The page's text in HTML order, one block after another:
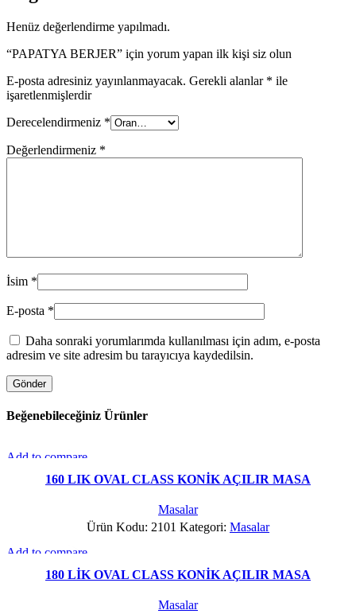
Henüz değerlendirme yapılmadı.
“PAPATYA BERJER” için yorum yapan ilk kişi siz olun
E-posta adresiniz yayınlanmayacak. Gerekli alanlar * ile
işaretlenmişlerdir
Derecelendirmeniz *
Değerlendirmeniz *
İsim *
E-posta *
Daha sonraki yorumlarımda kullanılması için adım, e-posta
adresim ve site adresim bu tarayıcıya kaydedilsin.
Beğenebileceğiniz Ürünler
Add to compare
Hızlı Gör
160 LIK OVAL CLASS KONİK AÇILIR MASA
Masalar
Ürün Kodu: 2101 Kategori: Masalar
Add to compare
Hızlı Gör
180 LİK OVAL CLASS KONİK AÇILIR MASA
Masalar